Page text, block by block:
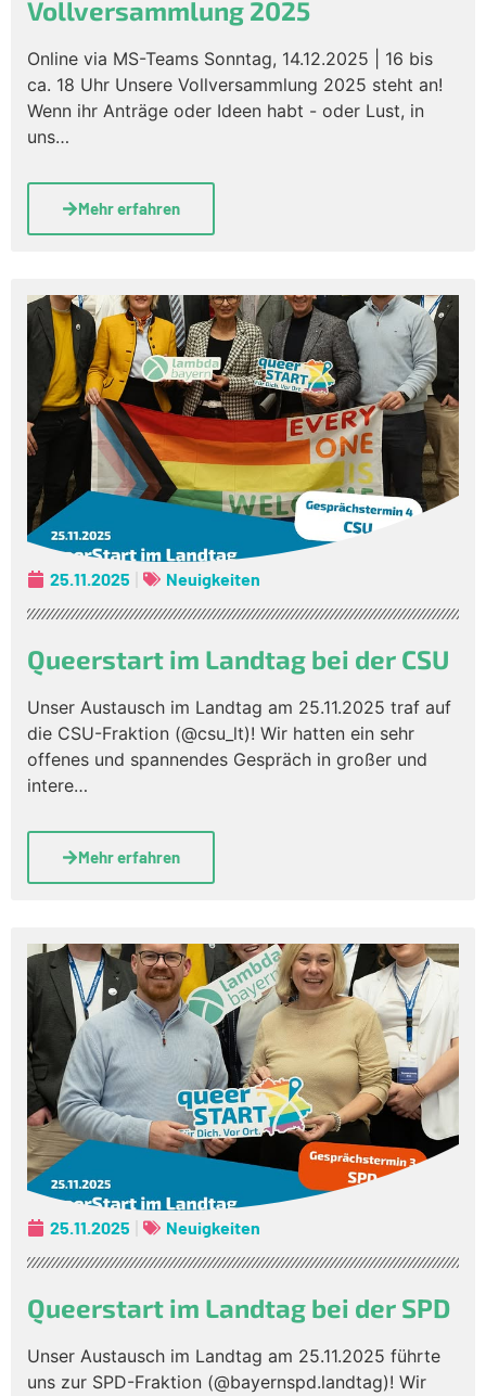
Vollversammlung 2025
Online via MS-Teams Sonntag, 14.12.2025 | 16 bis
ca. 18 Uhr Unsere Vollversammlung 2025 steht an!
Wenn ihr Anträge oder Ideen habt - oder Lust, in
uns…
Mehr erfahren
25.11.2025 Neuigkeiten
Queerstart im Landtag bei der CSU
Unser Austausch im Landtag am 25.11.2025 traf auf
die CSU-Fraktion (@csu_lt)! Wir hatten ein sehr
offenes und spannendes Gespräch in großer und
intere…
Mehr erfahren
25.11.2025 Neuigkeiten
Queerstart im Landtag bei der SPD
Unser Austausch im Landtag am 25.11.2025 führte
uns zur SPD-Fraktion (@bayernspd.landtag)! Wir